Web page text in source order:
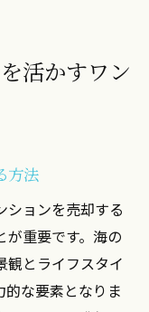
活かすワン
方法
ションを売却する
が重要です。海の
観とライフスタイ
な要素となりま